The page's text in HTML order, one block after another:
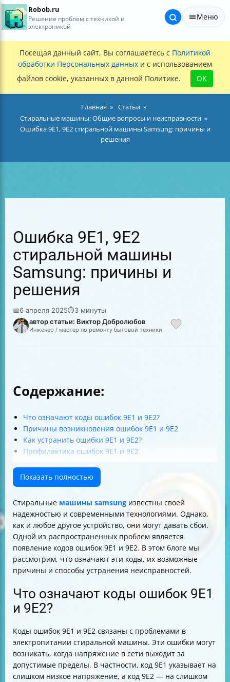
Robob.ru
Решение проблем с техникой и
электроникой
Меню
Посещая данный сайт, Вы соглашаетесь с Политикой
обработки Персональных данных и с использованием
файлов cookie, указанных в данной Политике.
OK
Главная
Статьи
Стиральные машины: Общие вопросы и неисправности
Ошибка 9E1, 9E2 стиральной машины Samsung: причины и
решения
Ошибка 9E1, 9E2
стиральной машины
Samsung: причины и
решения
📅6 апреля 2025⏱3 минуты
автор статьи: Виктор Добролюбов
Инженер / мастер по ремонту бытовой техники
Содержание:
Что означают коды ошибок 9E1 и 9E2?
Причины возникновения ошибок 9E1 и 9E2
Как устранить ошибки 9E1 и 9E2?
Профилактика ошибок 9E1 и 9E2
Показать полностью
Стиральные машины samsung известны своей
надежностью и современными технологиями. Однако,
как и любое другое устройство, они могут давать сбои.
Одной из распространенных проблем является
появление кодов ошибок 9E1 и 9E2. В этом блоге мы
рассмотрим, что означают эти коды, их возможные
причины и способы устранения неисправностей.
Что означают коды ошибок 9E1
и 9E2?
Коды ошибок 9E1 и 9E2 связаны с проблемами в
электропитании стиральной машины. Эти ошибки могут
возникать, когда напряжение в сети выходит за
допустимые пределы. В частности, код 9E1 указывает на
слишком низкое напряжение, а код 9E2 — на слишком